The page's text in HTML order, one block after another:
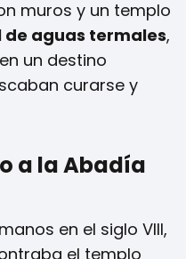
muros y un templo
aguas termales,
un destino
curarse y
a la Abadía
en el siglo VIII,
el templo